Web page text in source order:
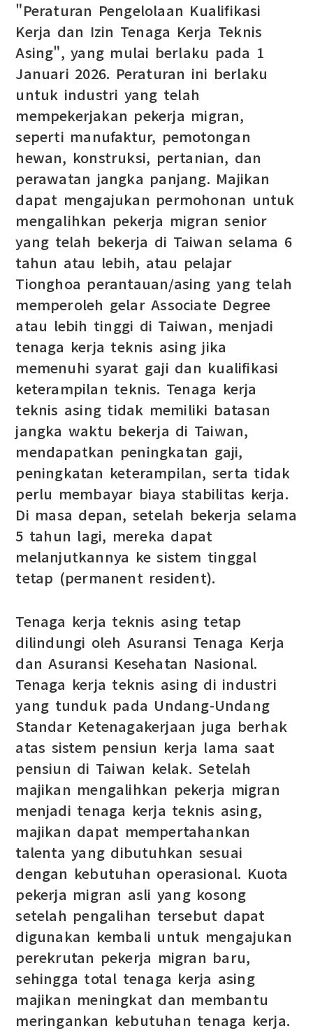
"Peraturan Pengelolaan Kualifikasi
Kerja dan Izin Tenaga Kerja Teknis
Asing", yang mulai berlaku pada 1
Januari 2026. Peraturan ini berlaku
untuk industri yang telah
mempekerjakan pekerja migran,
seperti manufaktur, pemotongan
hewan, konstruksi, pertanian, dan
perawatan jangka panjang. Majikan
dapat mengajukan permohonan untuk
mengalihkan pekerja migran senior
yang telah bekerja di Taiwan selama 6
tahun atau lebih, atau pelajar
Tionghoa perantauan/asing yang telah
memperoleh gelar Associate Degree
atau lebih tinggi di Taiwan, menjadi
tenaga kerja teknis asing jika
memenuhi syarat gaji dan kualifikasi
keterampilan teknis. Tenaga kerja
teknis asing tidak memiliki batasan
jangka waktu bekerja di Taiwan,
mendapatkan peningkatan gaji,
peningkatan keterampilan, serta tidak
perlu membayar biaya stabilitas kerja.
Di masa depan, setelah bekerja selama
5 tahun lagi, mereka dapat
melanjutkannya ke sistem tinggal
tetap (permanent resident).
Tenaga kerja teknis asing tetap
dilindungi oleh Asuransi Tenaga Kerja
dan Asuransi Kesehatan Nasional.
Tenaga kerja teknis asing di industri
yang tunduk pada Undang-Undang
Standar Ketenagakerjaan juga berhak
atas sistem pensiun kerja lama saat
pensiun di Taiwan kelak. Setelah
majikan mengalihkan pekerja migran
menjadi tenaga kerja teknis asing,
majikan dapat mempertahankan
talenta yang dibutuhkan sesuai
dengan kebutuhan operasional. Kuota
pekerja migran asli yang kosong
setelah pengalihan tersebut dapat
digunakan kembali untuk mengajukan
perekrutan pekerja migran baru,
sehingga total tenaga kerja asing
majikan meningkat dan membantu
meringankan kebutuhan tenaga kerja.